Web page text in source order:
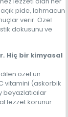
açık pide, lahmacun
verir. Özel
dokusunu ve
Hiç bir kimyasal
özel un
vitamini (askorbik
lezzet korunur